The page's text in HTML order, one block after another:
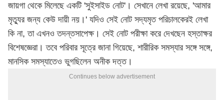
জায়গা থেকে মিলেছে একটি 'সুইসাইড নোট'। সেখানে লেখা রয়েছে, 'আমার
মৃত্যুর জন্য কেউ দায়ী নয়।' যদিও সেই নোট সদ্যমৃত পরিচালকেরই লেখা
কি না, তা এখনও তদন্তসাপেক্ষ। সেই নোট পরীক্ষা করে দেখছেন হস্তাক্ষর
বিশেষজ্ঞেরা। তবে পরিবার সূত্রে জানা গিয়েছে, শারীরিক সমস্যার সঙ্গে সঙ্গে,
মানসিক সমস্যাতেও ভুগছিলেন অনীক দত্ত।
Continues below advertisement